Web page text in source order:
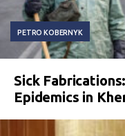
PETRO KOBERNYK
Sick
Epidemics in